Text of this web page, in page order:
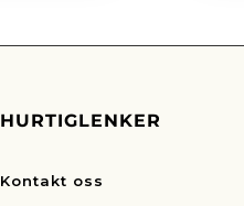
HURTIGLENKER
Kontakt oss